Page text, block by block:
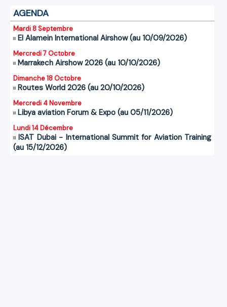
AGENDA
Mardi 8 Septembre
El Alamein International Airshow (au 10/09/2026)
Mercredi 7 Octobre
Marrakech Airshow 2026 (au 10/10/2026)
Dimanche 18 Octobre
Routes World 2026 (au 20/10/2026)
Mercredi 4 Novembre
Libya aviation Forum & Expo (au 05/11/2026)
Lundi 14 Décembre
ISAT Dubai - International Summit for Aviation Training
(au 15/12/2026)